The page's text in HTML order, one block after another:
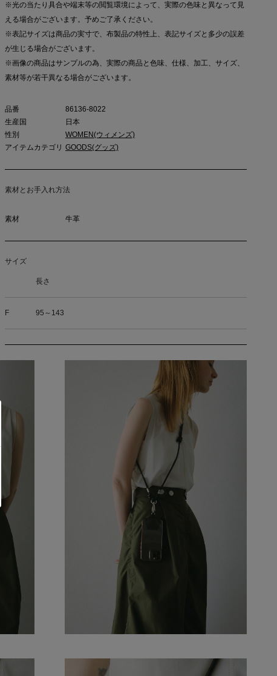
※光の当たり具合や端末等の閲覧環境によって、実際の色味と異なって見
える場合がございます。予めご了承ください。
※表記サイズは商品の実寸で、布製品の特性上、表記サイズと多少の誤差
が生じる場合がございます。
※画像の商品はサンプルの為、実際の商品と色味、仕様、加工、サイズ、
素材等が若干異なる場合がございます。
品番
86136-8022
生産国
日本
性別
WOMEN(ウィメンズ)
アイテムカテゴリ GOODS(グッズ)
素材とお手入れ方法
素材 牛革
サイズ
長さ
F 95～143